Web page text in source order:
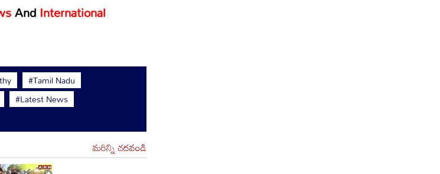
And International
#Tamil Nadu
#Latest News
మరిన్ని చదవండి